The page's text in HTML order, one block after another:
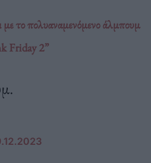
το πολυαναμενόμενο άλμπουμ
Friday 2”